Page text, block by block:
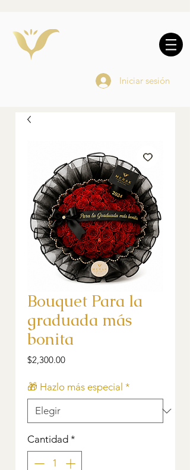
10% DE REGALO EN
ONLINE
Iniciar sesión
Bouquet Para la
graduada más
bonita
$2,300.00Precio
🎁 Hazlo más especial *
Cantidad *